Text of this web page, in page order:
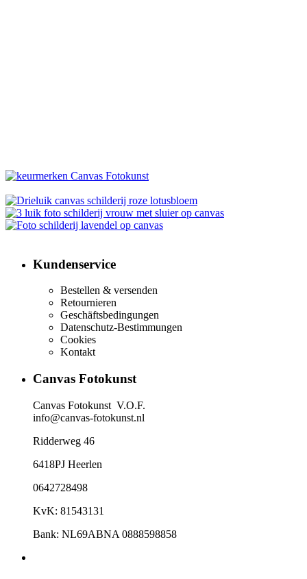
Kundenservice
Bestellen & versenden
Retournieren
Geschäftsbedingungen
Datenschutz-Bestimmungen
Cookies
Kontakt​
Canvas Fotokunst
Canvas Fotokunst V.O.F.
info@canvas-fotokunst.nl
Ridderweg 46
6418PJ Heerlen
0642728498
KvK: 81543131
Bank: NL69ABNA 0888598858